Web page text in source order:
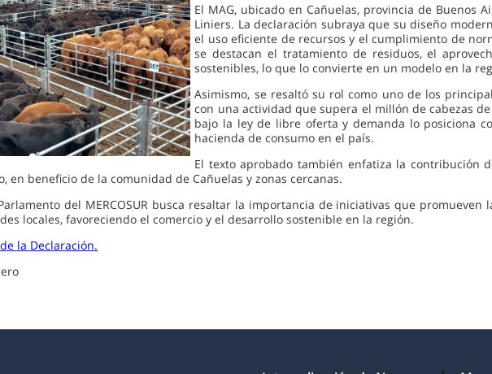
El MAG, ubicado en Cañuelas, provincia de Buenos
Liniers. La declaración subraya que su diseño
el uso eficiente de recursos y el cumplimiento de
se destacan el tratamiento de residuos, el
sostenibles, lo que lo convierte en un modelo en la
Asimismo, se resaltó su rol como uno de los
con una actividad que supera el millón de cabezas
bajo la ley de libre oferta y demanda lo posiciona
hacienda de consumo en el país.
El texto aprobado también enfatiza la contribución
en beneficio de la comunidad de Cañuelas y zonas cercanas.
del MERCOSUR busca resaltar la importancia de iniciativas que
locales, favoreciendo el comercio y el desarrollo sostenible en la región.
la Declaración.